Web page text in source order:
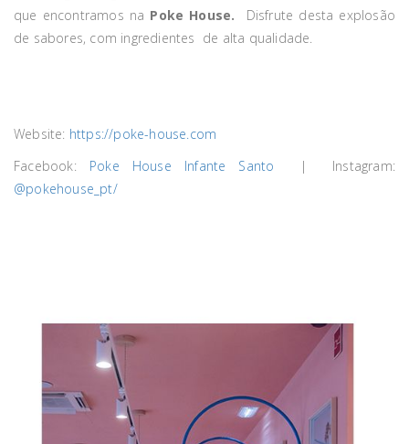
que encontramos na Poke House.
Disfrute desta explosão
de sabores, com ingredientes de alta qualidade.
Website: https://poke-house.com
Facebook: Poke House Infante Santo | Instagram:
@pokehouse_pt/